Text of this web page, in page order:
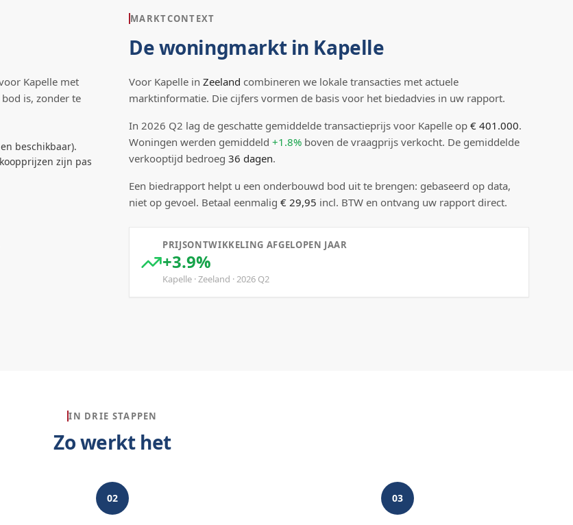
Kapelle met
is, zonder te
beschikbaar).
zijn pas
MARKTCONTEXT
De woningmarkt in Kapelle
Voor Kapelle in Zeeland combineren we lokale transacties met actuele
marktinformatie. Die cijfers vormen de basis voor het biedadvies in uw rapport.
In 2026 Q2 lag de geschatte gemiddelde transactieprijs voor Kapelle op € 401.000.
Woningen werden gemiddeld +1.8% boven de vraagprijs verkocht. De gemiddelde
verkooptijd bedroeg 36 dagen.
Een biedrapport helpt u een onderbouwd bod uit te brengen: gebaseerd op data,
niet op gevoel. Betaal eenmalig € 29,95 incl. BTW en ontvang uw rapport direct.
PRIJSONTWIKKELING AFGELOPEN JAAR
+3.9%
Kapelle ·Zeeland ·2026 Q2
IN DRIE STAPPEN
Zo werkt het
02 03